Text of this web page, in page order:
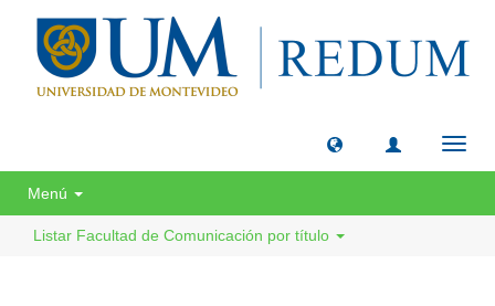
Menú
Listar Facultad de Comunicación por título